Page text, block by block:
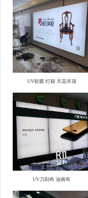
UV软膜 灯箱 天花吊顶
UV刀刮布 油画布